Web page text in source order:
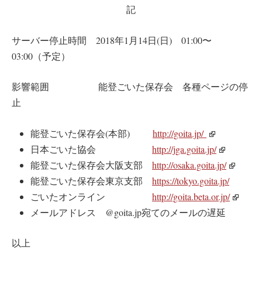
記
サーバー停止時間 2018年1月14日(日) 01:00〜
03:00（予定）
影響範囲 能登ごいた保存会 各種ページの停
止
能登ごいた保存会(本部) http://goita.jp/
日本ごいた協会 http://jga.goita.jp/
能登ごいた保存会大阪支部 http://osaka.goita.jp/
能登ごいた保存会東京支部 https://tokyo.goita.jp/
ごいたオンライン http://goita.beta.or.jp/
メールアドレス @goita.jp宛てのメールの遅延
以上